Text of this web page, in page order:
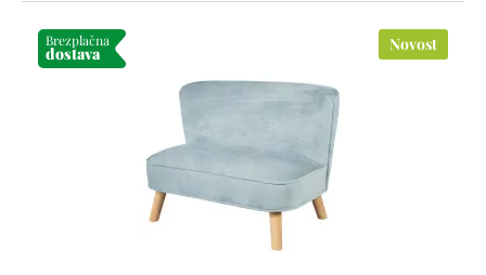
Brezplačna
dostava Novost